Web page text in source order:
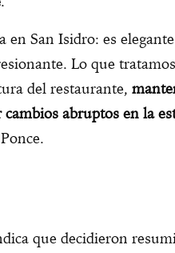
en San Isidro: es
Lo que
del restaurante,
abruptos en la
que decidieron